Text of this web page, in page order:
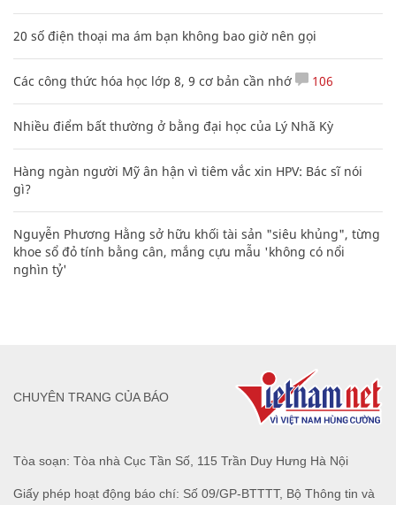
20 số điện thoại ma ám bạn không bao giờ nên gọi
Các công thức hóa học lớp 8, 9 cơ bản cần nhớ 106
Nhiều điểm bất thường ở bằng đại học của Lý Nhã Kỳ
Hàng ngàn người Mỹ ân hận vì tiêm vắc xin HPV: Bác sĩ nói
gì?
Nguyễn Phương Hằng sở hữu khối tài sản "siêu khủng", từng
khoe sổ đỏ tính bằng cân, mắng cựu mẫu 'không có nổi
nghìn tỷ'
Tòa soạn: Tòa nhà Cục Tần Số, 115 Trần Duy Hưng Hà Nội
Giấy phép hoạt động báo chí: Số 09/GP-BTTTT, Bộ Thông tin và
CHUYÊN TRANG CỦA BÁO